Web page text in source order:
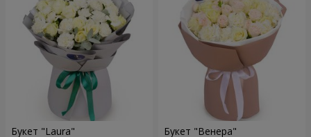
Букет "Laura" Букет "Венера"